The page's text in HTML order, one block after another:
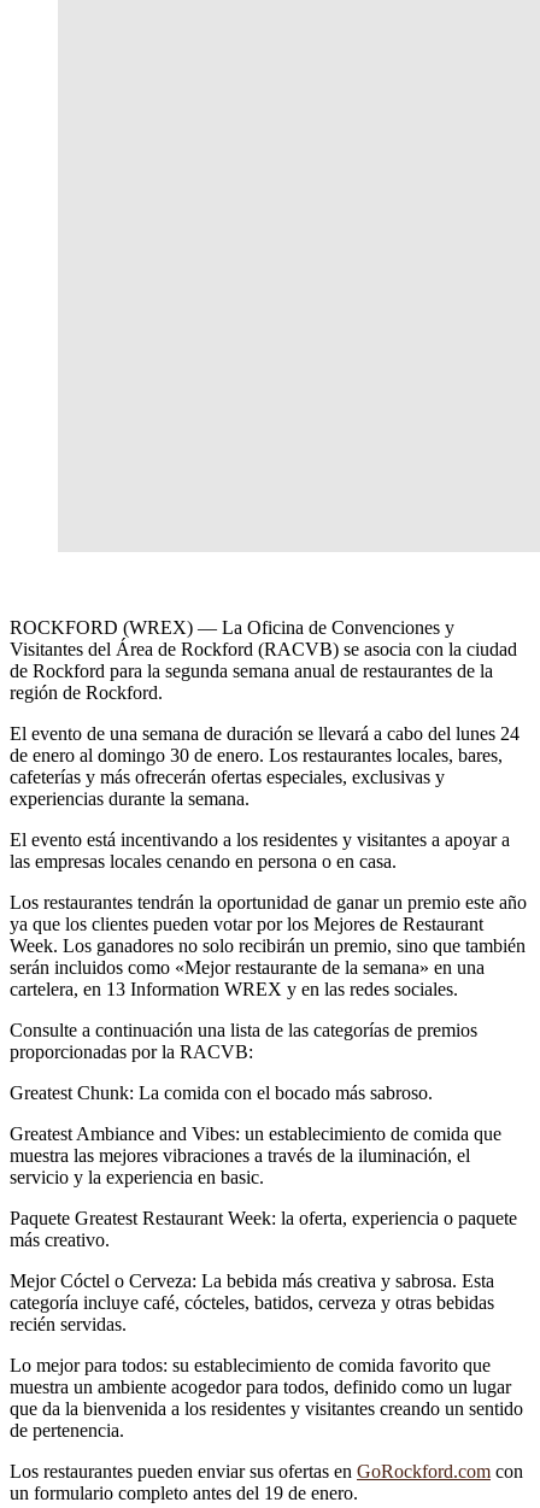
ROCKFORD (WREX) — La Oficina de Convenciones y
Visitantes del Área de Rockford (RACVB) se asocia con la ciudad
de Rockford para la segunda semana anual de restaurantes de la
región de Rockford.
El evento de una semana de duración se llevará a cabo del lunes 24
de enero al domingo 30 de enero. Los restaurantes locales, bares,
cafeterías y más ofrecerán ofertas especiales, exclusivas y
experiencias durante la semana.
El evento está incentivando a los residentes y visitantes a apoyar a
las empresas locales cenando en persona o en casa.
Los restaurantes tendrán la oportunidad de ganar un premio este año
ya que los clientes pueden votar por los Mejores de Restaurant
Week. Los ganadores no solo recibirán un premio, sino que también
serán incluidos como «Mejor restaurante de la semana» en una
cartelera, en 13 Information WREX y en las redes sociales.
Consulte a continuación una lista de las categorías de premios
proporcionadas por la RACVB:
Greatest Chunk: La comida con el bocado más sabroso.
Greatest Ambiance and Vibes: un establecimiento de comida que
muestra las mejores vibraciones a través de la iluminación, el
servicio y la experiencia en basic.
Paquete Greatest Restaurant Week: la oferta, experiencia o paquete
más creativo.
Mejor Cóctel o Cerveza: La bebida más creativa y sabrosa. Esta
categoría incluye café, cócteles, batidos, cerveza y otras bebidas
recién servidas.
Lo mejor para todos: su establecimiento de comida favorito que
muestra un ambiente acogedor para todos, definido como un lugar
que da la bienvenida a los residentes y visitantes creando un sentido
de pertenencia.
Los restaurantes pueden enviar sus ofertas en GoRockford.com con
un formulario completo antes del 19 de enero.